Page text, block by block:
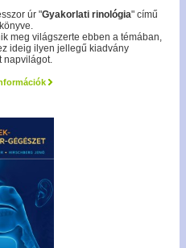
úr "Gyakorlati rinológia" című
meg világszerte ebben a témában,
ideig ilyen jellegű kiadvány
napvilágot.